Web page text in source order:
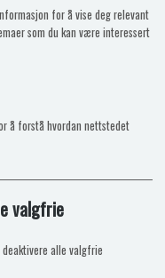
for å vise deg relevant
som du kan være interessert
å forstå hvordan nettstedet
valgfrie
alle valgfrie